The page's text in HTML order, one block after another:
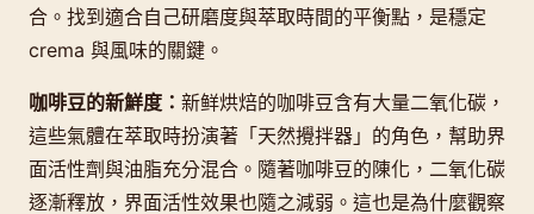
合。找到適合自己研磨度與萃取時間的平衡點，是穩定
crema 與風味的關鍵。
咖啡豆的新鮮度： 新鲜烘焙的咖啡豆含有大量二氧化碳，
這些氣體在萃取時扮演著「天然攪拌器」的角色，幫助界
面活性劑與油脂充分混合。隨著咖啡豆的陳化，二氧化碳
逐漸釋放，界面活性效果也隨之減弱。這也是為什麼觀察